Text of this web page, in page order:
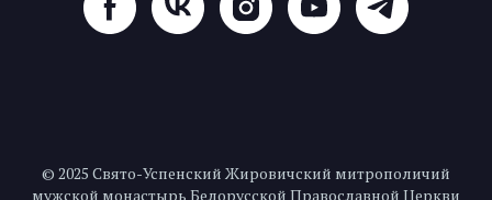
© 2025 Свято-Успенский Жировичский митрополичий
мужской монастырь Белорусской Православной Церкви